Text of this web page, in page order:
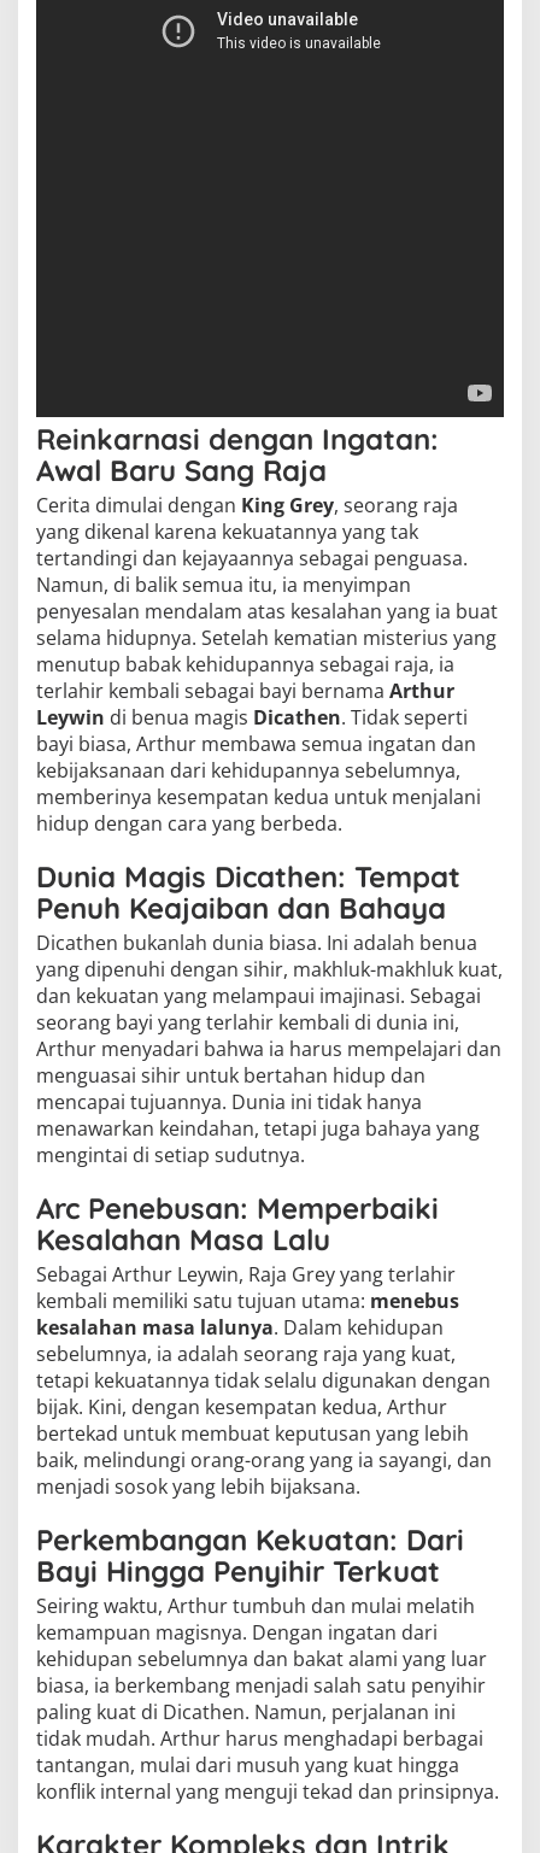
Reinkarnasi dengan Ingatan:
Awal Baru Sang Raja
Cerita dimulai dengan King Grey, seorang raja
yang dikenal karena kekuatannya yang tak
tertandingi dan kejayaannya sebagai penguasa.
Namun, di balik semua itu, ia menyimpan
penyesalan mendalam atas kesalahan yang ia buat
selama hidupnya. Setelah kematian misterius yang
menutup babak kehidupannya sebagai raja, ia
terlahir kembali sebagai bayi bernama Arthur
Leywin di benua magis Dicathen. Tidak seperti
bayi biasa, Arthur membawa semua ingatan dan
kebijaksanaan dari kehidupannya sebelumnya,
memberinya kesempatan kedua untuk menjalani
hidup dengan cara yang berbeda.
Dunia Magis Dicathen: Tempat
Penuh Keajaiban dan Bahaya
Dicathen bukanlah dunia biasa. Ini adalah benua
yang dipenuhi dengan sihir, makhluk-makhluk kuat,
dan kekuatan yang melampaui imajinasi. Sebagai
seorang bayi yang terlahir kembali di dunia ini,
Arthur menyadari bahwa ia harus mempelajari dan
menguasai sihir untuk bertahan hidup dan
mencapai tujuannya. Dunia ini tidak hanya
menawarkan keindahan, tetapi juga bahaya yang
mengintai di setiap sudutnya.
Arc Penebusan: Memperbaiki
Kesalahan Masa Lalu
Sebagai Arthur Leywin, Raja Grey yang terlahir
kembali memiliki satu tujuan utama: menebus
kesalahan masa lalunya. Dalam kehidupan
sebelumnya, ia adalah seorang raja yang kuat,
tetapi kekuatannya tidak selalu digunakan dengan
bijak. Kini, dengan kesempatan kedua, Arthur
bertekad untuk membuat keputusan yang lebih
baik, melindungi orang-orang yang ia sayangi, dan
menjadi sosok yang lebih bijaksana.
Perkembangan Kekuatan: Dari
Bayi Hingga Penyihir Terkuat
Seiring waktu, Arthur tumbuh dan mulai melatih
kemampuan magisnya. Dengan ingatan dari
kehidupan sebelumnya dan bakat alami yang luar
biasa, ia berkembang menjadi salah satu penyihir
paling kuat di Dicathen. Namun, perjalanan ini
tidak mudah. Arthur harus menghadapi berbagai
tantangan, mulai dari musuh yang kuat hingga
konflik internal yang menguji tekad dan prinsipnya.
Karakter Kompleks dan Intrik